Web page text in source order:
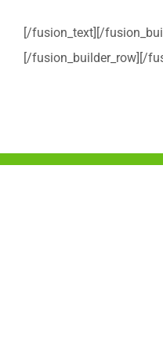
[/fusion_text][/
[/fusion_builder_row][/